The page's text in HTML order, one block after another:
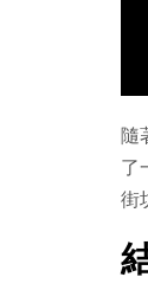
隨
了
街